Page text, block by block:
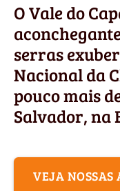
O Vale do
serras
Nacional da
pouco mais
Salvador, na
VEJA NOSSAS